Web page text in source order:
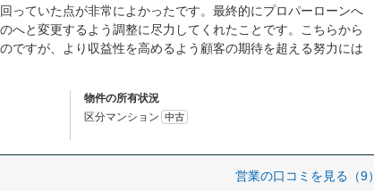
っていた点が非常によかったです。最終的にプロパーローンへ
へと変更するよう調整に尽力してくれたことです。こちらから
ですが、より収益性を高めるよう顧客の期待を超える努力には
物件の所有状況
区分マンション 中古
営業の口コミを見る（9）